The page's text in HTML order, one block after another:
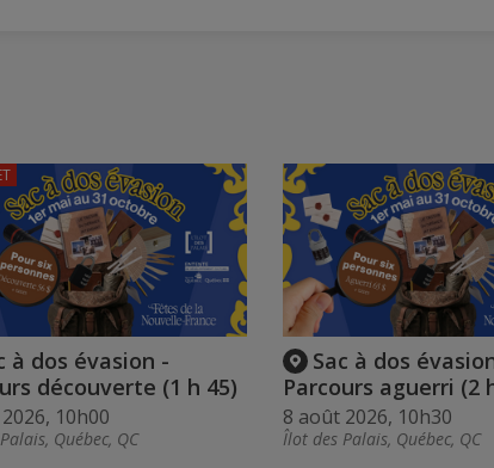
à dos évasion -
découverte (1 h 45)
10h00
Québec, QC
Sac à dos
Parcours aguerri (2
8 août 2026, 10h30
Îlot des Palais, Québec, QC